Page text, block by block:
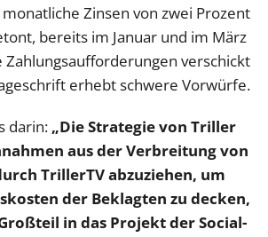
Zinsen von zwei Prozent
bereits im Januar und im März
verschickt
erhebt schwere Vorwürfe.
darin: „Die Strategie von Triller
aus der Verbreitung von
TrillerTV abzuziehen, um
der Beklagten zu decken,
in das Projekt der Social-